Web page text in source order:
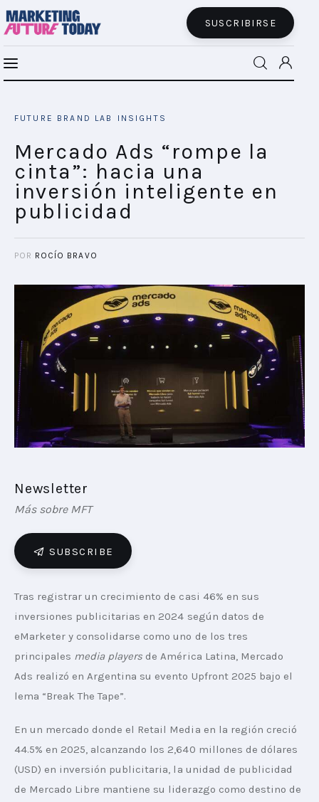
SUSCRIBIRSE
INSIGHTS
FUTURE BRAND LAB
CONECTADES
PODCAST
PLAYBOOKS
NOVEDADES DE LOS MIEMBROS
FUTURE BRAND LAB INSIGHTS
Mercado Ads “rompe la
cinta”: hacia una
inversión inteligente en
publicidad
POR ROCÍO BRAVO
Newsletter
Más sobre MFT
SUBSCRIBE
Tras registrar un crecimiento de casi 46% en sus
inversiones publicitarias en 2024 según datos de
eMarketer y consolidarse como uno de los tres
principales media players de América Latina, Mercado
Ads realizó en Argentina su evento Upfront 2025 bajo el
lema “Break The Tape”.
En un mercado donde el Retail Media en la región creció
44.5% en 2025, alcanzando los 2,640 millones de dólares
(USD) en inversión publicitaria, la unidad de publicidad
de Mercado Libre mantiene su liderazgo como destino de